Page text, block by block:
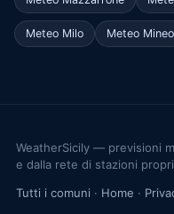
Meteo Milo Meteo Mineo
WeatherSicily — previsioni
e dalla rete di stazioni
Tutti i comuni · Home ·